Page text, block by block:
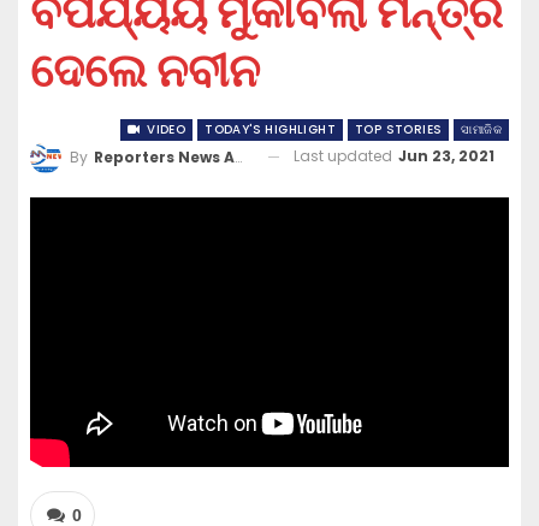
ଦେଲେ ନବୀନ
VIDEO TODAY'S HIGHLIGHT TOP STORIES ସାମାଜିକ
By Reporters News Agency Last updated Jun 23, 2021
0